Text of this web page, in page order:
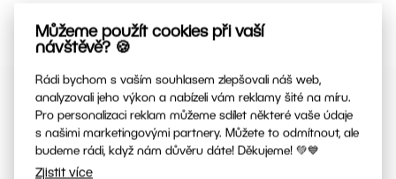
Můžeme použít cookies při vaší
návštěvě? 🍪
Rádi bychom s vaším souhlasem zlepšovali náš web,
analyzovali jeho výkon a nabízeli vám reklamy šité na míru.
Pro personalizaci reklam můžeme sdílet některé vaše údaje
s našimi marketingovými partnery. Můžete to odmítnout, ale
budeme rádi, když nám důvěru dáte! Děkujeme! 💚💙
Zjistit více
ZONER ÚČET
Vybrat dopravu a platbu